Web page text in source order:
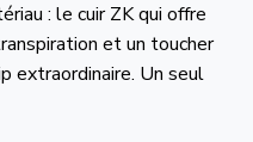
: le cuir ZK qui offre
et un toucher
extraordinaire. Un seul